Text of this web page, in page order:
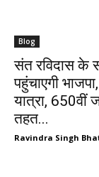
Blog
संत रविदास
पहुंचाएगी
यात्रा, 650वीं
तहत...
Ravindra Singh